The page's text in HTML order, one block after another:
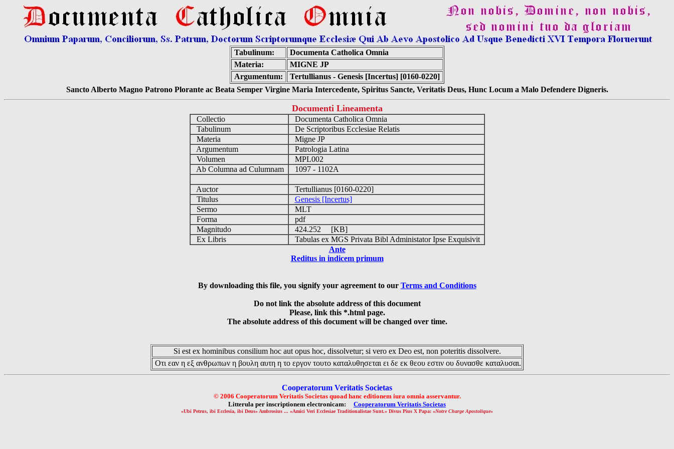
Tabulinum:
Documenta Catholica Omnia
Materia:
MIGNE JP
Argumentum:
Tertullianus - Genesis [Incertus] [0160-0220]
Sancto Alberto Magno Patrono Plorante ac Beata Semper Virgine Maria Intercedente, Spiritus Sancte, Veritatis Deus, Hunc Locum a Malo Defendere Digneris.
Documenti Lineamenta
Collectio
Documenta Catholica Omnia
Tabulinum
De Scriptoribus Ecclesiae Relatis
Materia
Migne JP
Argumentum
Patrologia Latina
Volumen
MPL002
Ab Columna ad Culumnam
1097 - 1102A
Auctor
Tertullianus [0160-0220]
Titulus
Genesis [Incertus]
Sermo
MLT
Forma
pdf
Magnitudo
424.252 [KB]
Ex Libris
Tabulas ex MGS Privata Bibl Administator Ipse Exquisivit
Ante
Reditus in indicem primum
By downloading this file, you signify your agreement to our Terms and Conditions
Do not link the absolute address of this document
Please, link this *.html page.
The absolute address of this document will be changed over time.
Si est ex hominibus consilium hoc aut opus hoc, dissolvetur; si vero ex Deo est, non poteritis dissolvere.
Οτι εαν η εξ ανθρωπων η βουλη αυτη η το εργον τουτο καταλυθησεται ει δε εκ θεου εστιν ου δυνασθε καταλυσαι.
Cooperatorum Veritatis Societas
© 2006 Cooperatorum Veritatis Societas quoad hanc editionem iura omnia asservantur.
Litterula per inscriptionem electronicam: Cooperatorum Veritatis Societas
«Ubi Petrus, ibi Ecclesia, ibi Deus» Ambrosius ... «Amici Veri Ecclesiae Traditionalistae Sunt.» Divus Pius X Papa: «Notre Charge Apostolique»